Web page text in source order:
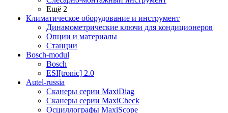
Ещё 2
Климатическое оборудование и инструмент
Динамометрические ключи для кондиционеров
Опции и материалы
Станции
Bosch-modul
Bosch
ESI[tronic] 2.0
Autel-russia
Сканеры серии MaxiDiag
Сканеры серии MaxiCheck
Осциллографы MaxiScope